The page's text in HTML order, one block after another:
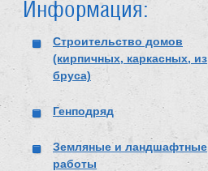
Информация:
Строительство домов
(кирпичных, каркасных, из
бруса)
Генподряд
Земляные и ландшафтные
работы